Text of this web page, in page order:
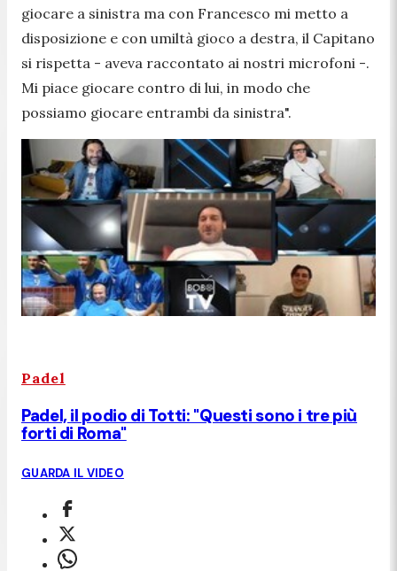
giocare a sinistra ma con Francesco mi metto a
disposizione e con umiltà gioco a destra, il Capitano
si rispetta - aveva raccontato ai nostri microfoni -.
Mi piace giocare contro di lui, in modo che
possiamo giocare entrambi da sinistra".
Padel
Padel, il podio di Totti: "Questi sono i tre più
forti di Roma"
GUARDA IL VIDEO